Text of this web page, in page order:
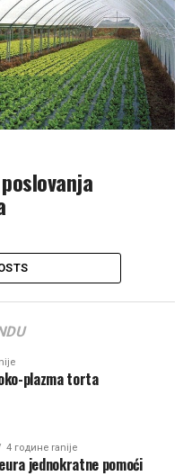
plazma torta
4 године ranije
jednokratne pomoći